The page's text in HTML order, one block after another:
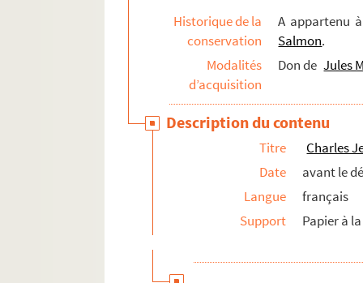
Historique de la
conservation
A appartenu
Salmon.
Modalités
d’acquisition
Don de Jules
Description du contenu
Titre
Charles
Date
avant le
Langue
français
Support
Papier à